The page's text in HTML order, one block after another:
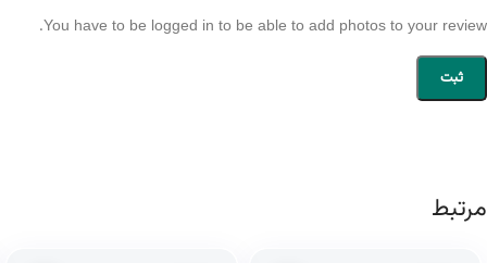
You have to be logged in to be able to add photos to your review.
مرتبط